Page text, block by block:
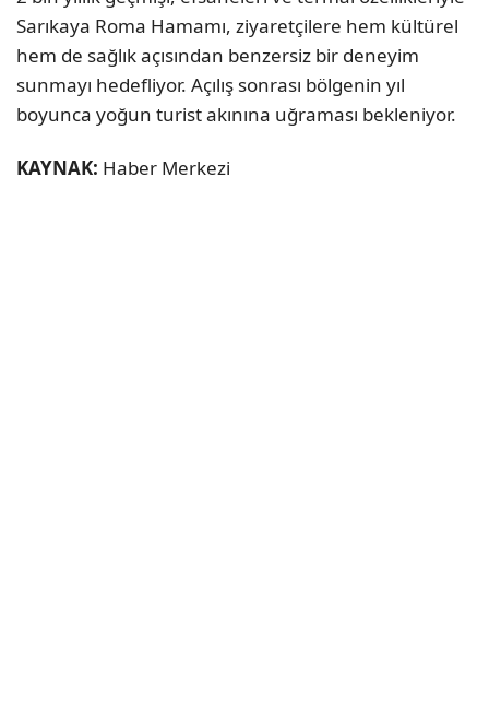
Sarıkaya Roma Hamamı, ziyaretçilere hem kültürel
hem de sağlık açısından benzersiz bir deneyim
sunmayı hedefliyor. Açılış sonrası bölgenin yıl
boyunca yoğun turist akınına uğraması bekleniyor.
KAYNAK: Haber Merkezi